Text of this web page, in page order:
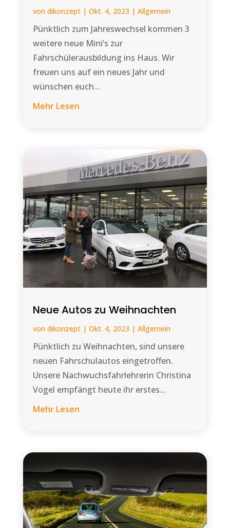
von dikonzept| Okt. 4, 2023 | Allgemein
Pünktlich zum Jahreswechsel kommen 3
weitere neue Mini‘s zur
Fahrschülerausbildung ins Haus. Wir
freuen uns auf ein neues Jahr und
wünschen euch...
Mehr Lesen
Neue Autos zu Weihnachten
von dikonzept| Okt. 4, 2023 | Allgemein
Pünktlich zu Weihnachten, sind unsere
neuen Fahrschulautos eingetroffen.
Unsere Nachwuchsfahrlehrerin Christina
Vogel empfängt heute ihr erstes...
Mehr Lesen